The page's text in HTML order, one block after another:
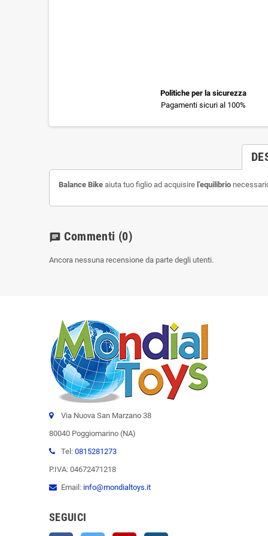
Politiche per la sicurezza
Pagamenti sicuri al 100%
Balance Bike aiuta tuo figlio ad acquisire l’equilibrio
chat Commenti (0)
Ancora nessuna recensione da parte degli utenti.
Via Nuova San Marzano 38
80040 Poggiomarino (NA)
Tel: 0815281273
P.IVA: 04672471218
Email: info@mondialtoys.it
SEGUICI